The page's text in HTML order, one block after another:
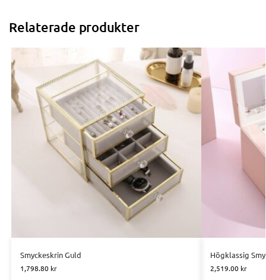
Relaterade produkter
Smyckeskrin Guld
1,798.80 kr
Högklassig
2,519.00 kr